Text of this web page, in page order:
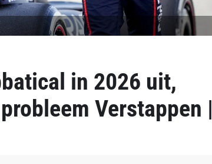
in 2026 uit,
Verstappen |